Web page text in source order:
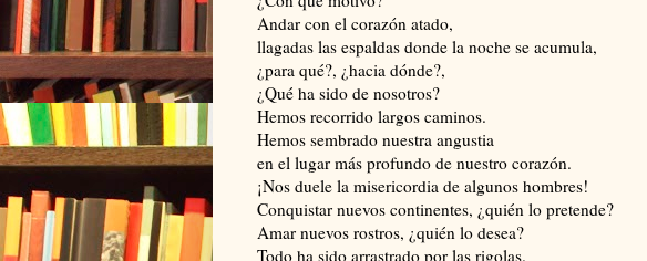
Andar con el corazón atado,
llagadas las espaldas donde la noche se acumula,
¿para qué?, ¿hacia dónde?,
¿Qué ha sido de nosotros?
Hemos recorrido largos caminos.
Hemos sembrado nuestra angustia
en el lugar más profundo de nuestro corazón.
¡Nos duele la misericordia de algunos hombres!
Conquistar nuevos continentes, ¿quién lo pretende?
Amar nuevos rostros, ¿quién lo desea?
Todo ha sido arrastrado por las rigolas.